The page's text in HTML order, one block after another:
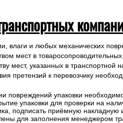
влаги и любых механических
мест в товаросопроводительных
мест, указанных в транспортной
претензий к перевозчику
упаковки
упаковки для проверки на
подписать приёмную накладную и
для заполнения менеджером